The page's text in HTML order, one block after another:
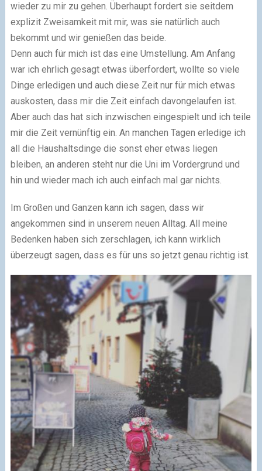
wieder zu mir zu gehen. Überhaupt fordert sie seitdem
explizit Zweisamkeit mit mir, was sie natürlich auch
bekommt und wir genießen das beide.
Denn auch für mich ist das eine Umstellung. Am Anfang
war ich ehrlich gesagt etwas überfordert, wollte so viele
Dinge erledigen und auch diese Zeit nur für mich etwas
auskosten, dass mir die Zeit einfach davongelaufen ist.
Aber auch das hat sich inzwischen eingespielt und ich teile
mir die Zeit vernünftig ein. An manchen Tagen erledige ich
all die Haushaltsdinge die sonst eher etwas liegen
bleiben, an anderen steht nur die Uni im Vordergrund und
hin und wieder mach ich auch einfach mal gar nichts.
Im Großen und Ganzen kann ich sagen, dass wir
angekommen sind in unserem neuen Alltag. All meine
Bedenken haben sich zerschlagen, ich kann wirklich
überzeugt sagen, dass es für uns so jetzt genau richtig ist.